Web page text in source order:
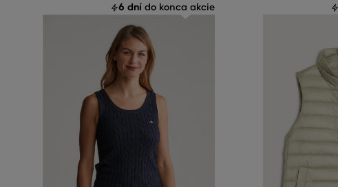
6 dní do konca akcie